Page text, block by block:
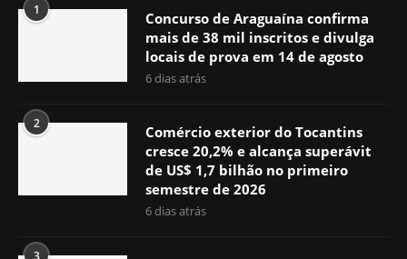
1
Concurso de Araguaína confirma
mais de 38 mil inscritos e divulga
locais de prova em 14 de agosto
6 dias atrás
2
Comércio exterior do Tocantins
cresce 20,2% e alcança superávit
de US$ 1,7 bilhão no primeiro
semestre de 2026
6 dias atrás
3